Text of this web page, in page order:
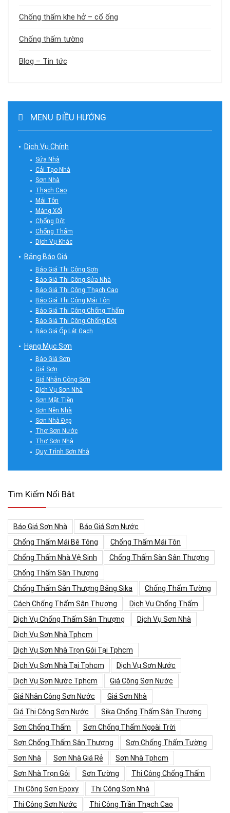
Chống thấm khe hở – cổ ống
Chống thấm tường
Blog – Tin tức
MENU ĐIỀU HƯỚNG
Dịch Vụ Chính
Sửa Nhà
Cải Tạo Nhà
Sơn Nhà
Thạch Cao
Mái Tôn
Máng Xối
Chống Dột
Chống Thấm
Dịch Vụ Khác
Bảng Báo Giá
Báo Giá Thi Công Sơn
Báo Giá Thi Công Sửa Nhà
Báo Giá Thi Công Thạch Cao
Báo Giá Thi Công Mái Tôn
Báo Giá Thi Công Chống Thấm
Báo Giá Thi Công Chống Dột
Báo Giá Ốp Lát Gạch
Hạng Mục Sơn
Báo Giá Sơn
Giá Sơn
Giá Nhân Công Sơn
Dịch Vụ Sơn Nhà
Sơn Mặt Tiền
Sơn Nền Nhà
Sơn Nhà Đẹp
Thợ Sơn Nước
Thợ Sơn Nhà
Quy Trình Sơn Nhà
Tìm Kiếm Nổi Bật
Báo Giá Sơn Nhà
Báo Giá Sơn Nước
Chống Thấm Mái Bê Tông
Chống Thấm Mái Tôn
Chống Thấm Nhà Vệ Sinh
Chống Thấm Sàn Sân Thượng
Chống Thấm Sân Thượng
Chống Thấm Sân Thượng Bằng Sika
Chống Thấm Tường
Cách Chống Thấm Sân Thượng
Dịch Vụ Chống Thấm
Dịch Vụ Chống Thấm Sân Thượng
Dịch Vụ Sơn Nhà
Dịch Vụ Sơn Nhà Tphcm
Dịch Vụ Sơn Nhà Trọn Gói Tại Tphcm
Dịch Vụ Sơn Nhà Tại Tphcm
Dịch Vụ Sơn Nước
Dịch Vụ Sơn Nước Tphcm
Giá Công Sơn Nước
Giá Nhân Công Sơn Nước
Giá Sơn Nhà
Giá Thi Công Sơn Nước
Sika Chống Thấm Sân Thượng
Sơn Chống Thấm
Sơn Chống Thấm Ngoài Trời
Sơn Chống Thấm Sân Thượng
Sơn Chống Thấm Tường
Sơn Nhà
Sơn Nhà Giá Rẻ
Sơn Nhà Tphcm
Sơn Nhà Trọn Gói
Sơn Tường
Thi Công Chống Thấm
Thi Công Sơn Epoxy
Thi Công Sơn Nhà
Thi Công Sơn Nước
Thi Công Trần Thạch Cao